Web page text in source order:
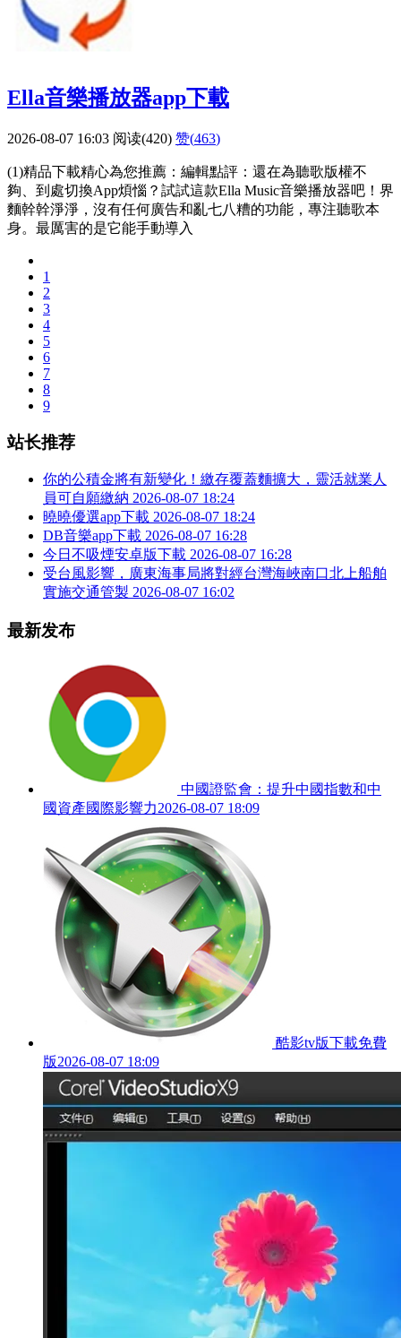
Ella音樂播放器app下載
2026-08-07 16:03 阅读(420) 赞(463)
(1)精品下載精心為您推薦：編輯點評：還在為聽歌版權不
夠、到處切換App煩惱？試試這款Ella Music音樂播放器吧！界
麵幹幹淨淨，沒有任何廣告和亂七八糟的功能，專注聽歌本
身。最厲害的是它能手動導入
1
2
3
4
5
6
7
8
9
站长推荐
你的公積金將有新變化！繳存覆蓋麵擴大，靈活就業人
員可自願繳納 2026-08-07 18:24
曉曉優選app下載 2026-08-07 18:24
DB音樂app下載 2026-08-07 16:28
今日不吸煙安卓版下載 2026-08-07 16:28
受台風影響，廣東海事局將對經台灣海峽南口北上船舶
實施交通管製 2026-08-07 16:02
最新发布
中國證監會：提升中國指數和中
國資產國際影響力2026-08-07 18:09
酷影tv版下載免費
版2026-08-07 18:09